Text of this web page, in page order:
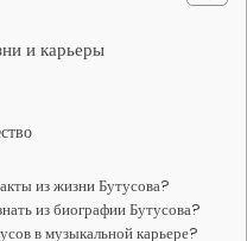
и карьеры
из жизни Бутусова?
из биографии Бутусова?
в музыкальной карьере?